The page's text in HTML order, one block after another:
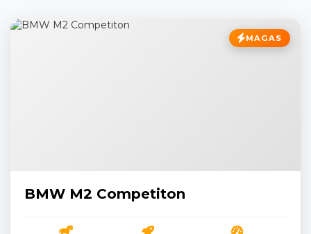
MAGAS
BMW M2 Competiton